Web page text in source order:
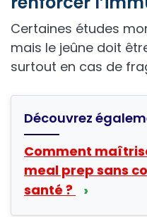
Certaines études
mais le jeûne doit
surtout en cas de
Découvrez
Comment
meal prep sans
santé ?
›